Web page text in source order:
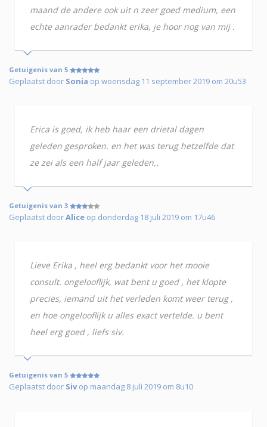
maand de andere ook uit n zeer goed medium, een
echte aanrader bedankt erika, je hoor nog van mij .
Getuigenis van 5
Geplaatst door Sonia op woensdag 11 september 2019 om 20u53
Erica is goed, ik heb haar een drietal dagen
geleden gesproken. en het was terug hetzelfde dat
ze zei als een half jaar geleden,.
Getuigenis van 3
Geplaatst doorAlice op donderdag 18 juli 2019 om 17u46
Lieve Erika , heel erg bedankt voor het mooie
consult. ongelooflijk, wat bent u goed , het klopte
precies, iemand uit het verleden komt weer terug ,
en hoe ongelooflijk u alles exact vertelde. u bent
heel erg goed , liefs siv.
Getuigenis van 5
Geplaatst door Sivop maandag 8 juli 2019 om 8u10